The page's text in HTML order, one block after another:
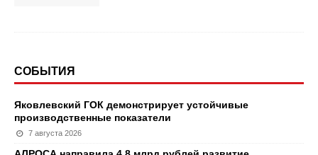
СОБЫТИЯ
Яковлевский ГОК демонстрирует устойчивые
производственные показатели
7 августа 2026